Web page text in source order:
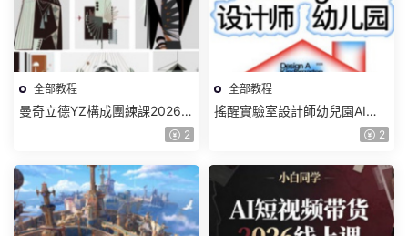
全部教程
曼奇立德YZ構成團練課2026年
8月已結課【畫質高清有課件】
2
全部教程
搖醒實驗室設計師幼兒園AI軟
件基礎課2025【畫質不錯有素
2